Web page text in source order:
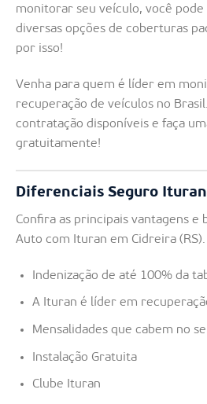
monitorar seu veículo, você
diversas opções de coberturas
por isso!
Venha para quem é líder em
recuperação de veículos no
contratação disponíveis e faça
gratuitamente!
Diferenciais Seguro
Confira as principais vantagens e
Auto com Ituran em Cidreira (RS).
Indenização de até 100% da
A Ituran é líder em
Mensalidades que cabem no
Instalação Gratuita
Clube Ituran